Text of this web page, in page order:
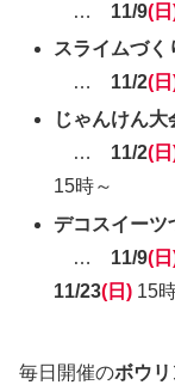
… 11/9(
スライムづく
… 11/2(
じゃんけん大
… 11/2(
15時～
デコスイーツ
… 11/9(
11/23(日) 15
毎日開催のボウリ